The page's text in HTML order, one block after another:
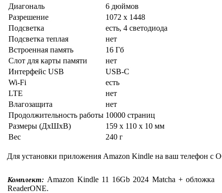
Диагональ
6 дюймов
Разрешение
1072 x 1448
Подсветка
есть, 4 светодиода
Подсветка теплая
нет
Встроенная память
16 Гб
Слот для карты памяти
нет
Интерфейс USB
USB-C
Wi-Fi
есть
LTE
нет
Влагозащита
нет
Продолжительность работы 10000 страниц
Размеры (ДхШхВ)
159 x 110 x 10 мм
Вес
240 г
Для установки приложения Amazon Kindle на ваш телефон с
Комплект: Amazon Kindle 11 16Gb 2024 Matcha + обложка
ReaderONE.